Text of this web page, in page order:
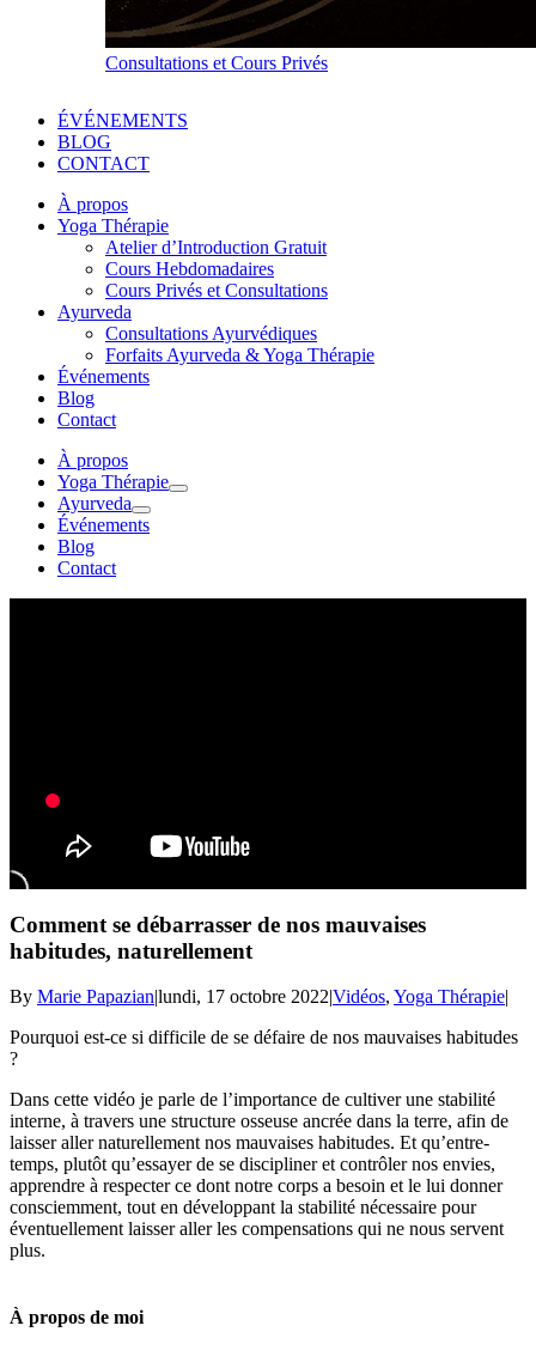
Consultations et Cours Privés
ÉVÉNEMENTS
BLOG
CONTACT
À propos
Yoga Thérapie
Atelier d’Introduction Gratuit
Cours Hebdomadaires
Cours Privés et Consultations
Ayurveda
Consultations Ayurvédiques
Forfaits Ayurveda & Yoga Thérapie
Événements
Blog
Contact
À propos
Yoga Thérapie
Ayurveda
Événements
Blog
Contact
Comment se débarrasser de nos mauvaises
habitudes, naturellement
By Marie Papazian|lundi, 17 octobre 2022|Vidéos, Yoga Thérapie|
Pourquoi est-ce si difficile de se défaire de nos mauvaises habitudes
?
Dans cette vidéo je parle de l’importance de cultiver une stabilité
interne, à travers une structure osseuse ancrée dans la terre, afin de
laisser aller naturellement nos mauvaises habitudes. Et qu’entre-
temps, plutôt qu’essayer de se discipliner et contrôler nos envies,
apprendre à respecter ce dont notre corps a besoin et le lui donner
consciemment, tout en développant la stabilité nécessaire pour
éventuellement laisser aller les compensations qui ne nous servent
plus.
À propos de moi